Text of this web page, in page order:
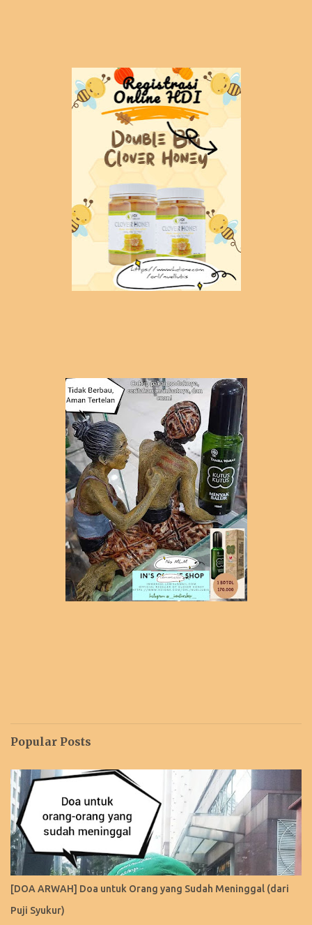
Popular Posts
[DOA ARWAH] Doa untuk Orang yang Sudah Meninggal (dari
Puji Syukur)